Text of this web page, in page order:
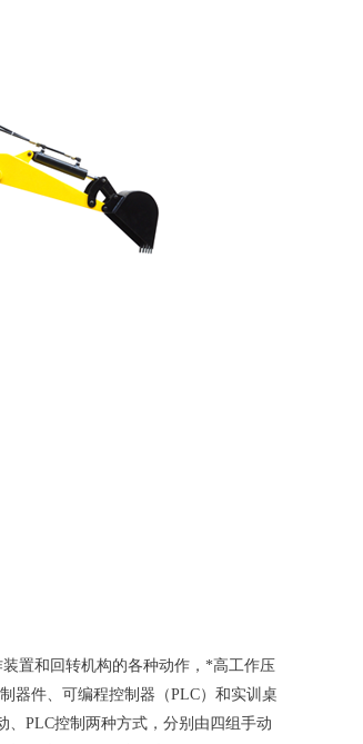
置和回转机构的各种动作，*高工作压
器件、可编程控制器（PLC）和实训桌
PLC控制两种方式，分别由四组手动